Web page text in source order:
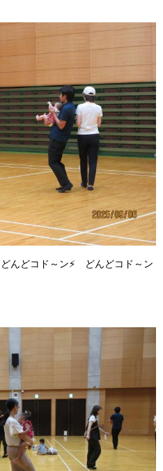
んどコド～ン⚡ どんどコド～ン